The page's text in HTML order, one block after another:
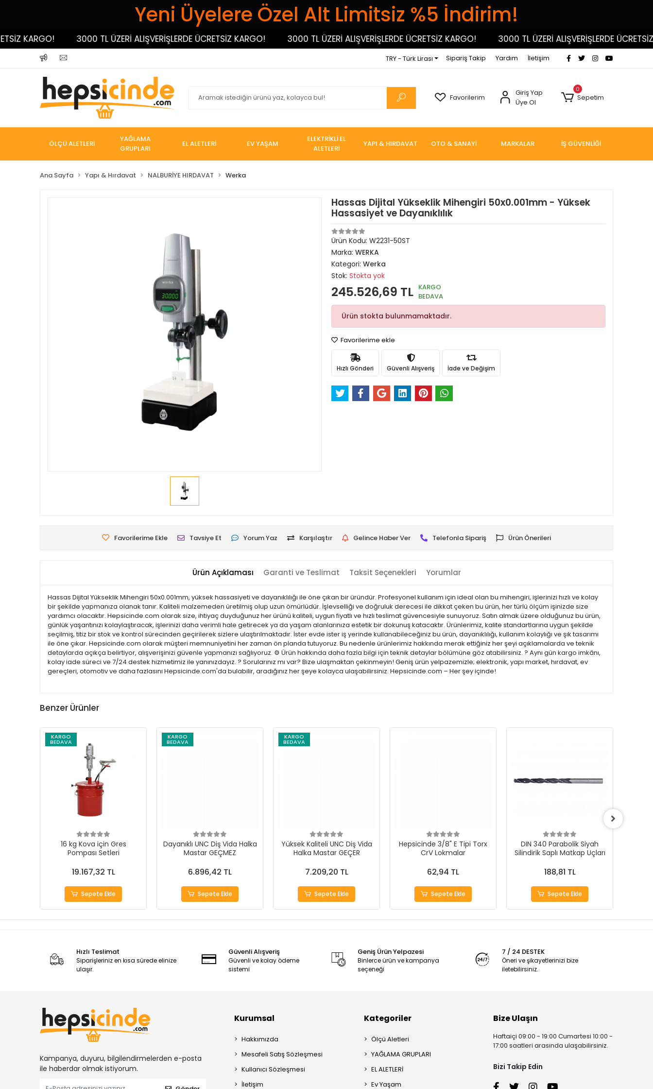
Yeni Üyelere Özel Alt Limitsiz %5 İndirim!
KARGO! 3000 TL ÜZERİ ALIŞVERİŞLERDE ÜCRETSİZ KARGO! 3000 TL ÜZERİ ALIŞVERİŞLERDE ÜCRETSİZ KARGO! 3000 TL ÜZERİ ALIŞVERİŞLERDE ÜCRETSİZ
TRY - Türk Lirası Sipariş Takip Yardım İletişim
Favorilerim
Giriş Yap
Üye Ol
0
Sepetim
ÖLÇÜ ALETLERİ
YAĞLAMA
GRUPLARI
EL ALETLERİ EV YAŞAM
ELEKTRİKLİ EL
ALETLERİ
YAPI & HIRDAVAT OTO & SANAYİ MARKALAR İŞ GÜVENLİĞİ
Ana Sayfa Yapı & Hırdavat NALBURİYE HIRDAVAT Werka
Hassas Dijital Yükseklik Mihengiri 50x0.001mm - Yüksek
Hassasiyet ve Dayanıklılık
Ürün Kodu: W2231-50ST
Marka: WERKA
Kategori: Werka
Stok: Stokta yok
245.526,69 TL KARGO
BEDAVA
Ürün stokta bulunmamaktadır.
Favorilerime ekle
Hızlı Gönderi Güvenli Alışveriş İade ve Değişim
Favorilerime Ekle Tavsiye Et Yorum Yaz Karşılaştır Gelince Haber Ver Telefonla Sipariş Ürün Önerileri
Ürün Açıklaması Garanti ve Teslimat Taksit Seçenekleri Yorumlar
Hassas Dijital Yükseklik Mihengiri 50x0.001mm, yüksek hassasiyeti ve dayanıklılığı ile öne çıkan bir üründür. Profesyonel kullanım için ideal olan bu mihengiri, işlerinizi hızlı ve kolay
bir şekilde yapmanıza olanak tanır. Kaliteli malzemeden üretilmiş olup uzun ömürlüdür. İşlevselliği ve doğruluk derecesi ile dikkat çeken bu ürün, her türlü ölçüm işinizde size
yardımcı olacaktır. Hepsicinde.com olarak size, ihtiyaç duyduğunuz her ürünü kaliteli, uygun fiyatlı ve hızlı teslimat güvencesiyle sunuyoruz. Satın almak üzere olduğunuz bu ürün,
günlük yaşantınızı kolaylaştıracak, işlerinizi daha verimli hale getirecek ya da yaşam alanlarınıza estetik bir dokunuş katacaktır. Ürünlerimiz, kalite standartlarına uygun şekilde
seçilmiş, titiz bir stok ve kontrol sürecinden geçirilerek sizlere ulaştırılmaktadır. İster evde ister iş yerinde kullanabileceğiniz bu ürün, dayanıklılığı, kullanım kolaylığı ve şık tasarımı
ile öne çıkar. Hepsicinde.com olarak müşteri memnuniyetini her zaman ön planda tutuyoruz. Bu nedenle ürünlerimiz hakkında merak ettiğiniz her şeyi açıklamalarda ve teknik
detaylarda açıkça belirtiyor, alışverişinizi güvenle yapmanızı sağlıyoruz. ⚙️ Ürün hakkında daha fazla bilgi için teknik detaylar bölümüne göz atabilirsiniz. ? Aynı gün kargo imkânı,
kolay iade süreci ve 7/24 destek hizmetimiz ile yanınızdayız. ? Sorularınız mı var? Bize ulaşmaktan çekinmeyin! Geniş ürün yelpazemizle; elektronik, yapı market, hırdavat, ev
gereçleri, otomotiv ve daha fazlasını Hepsicinde.com'da bulabilir, aradığınız her şeye kolayca ulaşabilirsiniz. Hepsicinde.com – Her şey içinde!
Benzer Ürünler
KARGO
BEDAVA
16 kg Kova için Gres
Pompası Setleri
19.167,32 TL
Sepete Ekle
KARGO
BEDAVA
Dayanıklı UNC Diş Vida Halka
Mastar GEÇMEZ
6.896,42 TL
Sepete Ekle
KARGO
BEDAVA
Yüksek Kaliteli UNC Diş Vida
Halka Mastar GEÇER
7.209,20 TL
Sepete Ekle
Hepsicinde 3/8" E Tipi Torx
CrV Lokmalar
62,94 TL
Sepete Ekle
DIN 340 Parabolik Siyah
Silindirik Saplı Matkap Uçları
188,81 TL
Sepete Ekle
Hızlı Teslimat
Siparişleriniz en kısa sürede elinize
ulaşır.
Güvenli Alışveriş
Güvenli ve kolay ödeme
sistemi
Geniş Ürün Yelpazesi
Binlerce ürün ve kampanya
seçeneği
7 / 24 DESTEK
Öneri ve şikayetlerinizi bize
iletebilirsiniz.
Kampanya, duyuru, bilgilendirmelerden e-posta
ile haberdar olmak istiyorum.
Kurumsal
Hakkımızda
Mesafeli Satış Sözleşmesi
Kullanıcı Sözleşmesi
İletişim
Kategoriler
Ölçü Aletleri
YAĞLAMA GRUPLARI
EL ALETLERİ
Ev Yaşam
Bize Ulaşın
Haftaiçi 09:00 - 19:00 Cumartesi 10:00 -
17:00 saatleri arasında ulaşabilirsiniz.
Bizi Takip Edin